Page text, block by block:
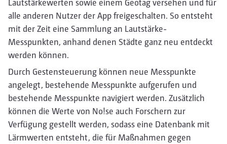
Lautstärkewerten sowie einem Geotag versehen und für
alle anderen Nutzer der App freigeschalten. So entsteht
mit der Zeit eine Sammlung an Lautstärke-
Messpunkten, anhand denen Städte ganz neu entdeckt
werden können.
Durch Gestensteuerung können neue Messpunkte
angelegt, bestehende Messpunkte aufgerufen und
bestehende Messpunkte navigiert werden. Zusätzlich
können die Werte von No!se auch Forschern zur
Verfügung gestellt werden, sodass eine Datenbank mit
Lärmwerten entsteht, die für Maßnahmen gegen